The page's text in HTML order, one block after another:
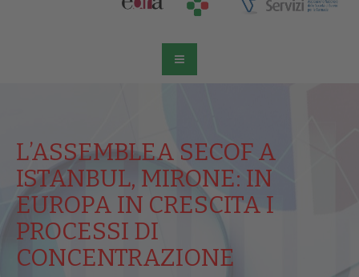
L’ASSEMBLEA SECOF A
ISTANBUL, MIRONE: IN
EUROPA IN CRESCITA I
PROCESSI DI
CONCENTRAZIONE